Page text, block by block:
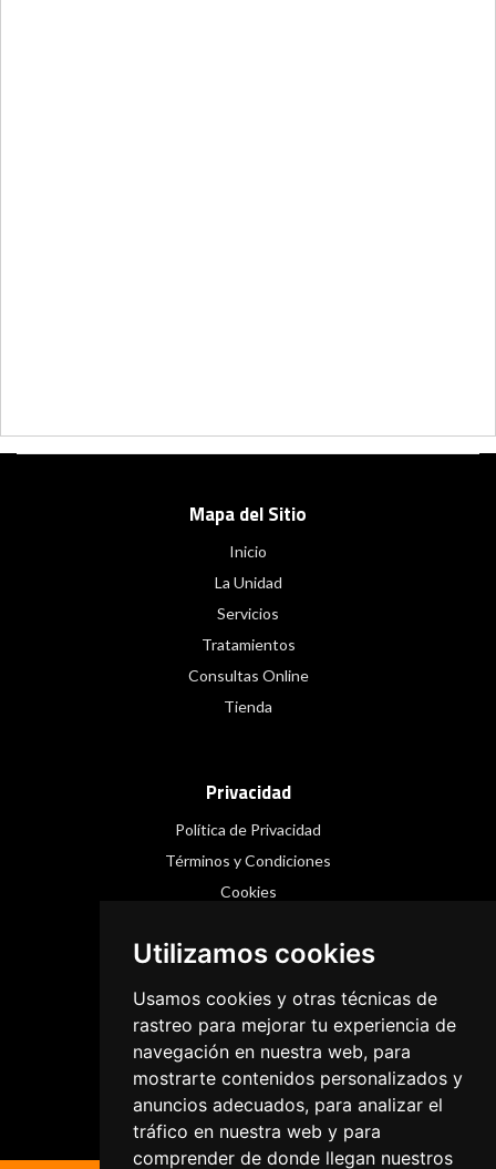
Utilizamos cookies
Usamos cookies y otras técnicas de
rastreo para mejorar tu experiencia de
navegación en nuestra web, para
mostrarte contenidos personalizados y
anuncios adecuados, para analizar el
tráfico en nuestra web y para
comprender de donde llegan nuestros
Mapa del Sitio
Inicio
La Unidad
Servicios
Tratamientos
Consultas Online
Tienda
Privacidad
Política de Privacidad
Términos y Condiciones
Cookies
Instagram
Facebook
Threads